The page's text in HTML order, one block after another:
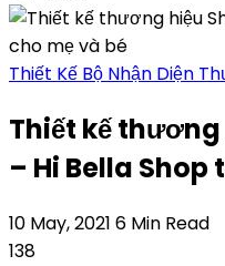
Thiết Kế Bộ Nhận Diện
Thiết kế
– Hi Bella Shop
10 May, 2021 6 Min Read
138